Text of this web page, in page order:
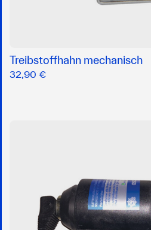
Treibstoffhahn mechanisch
32,90 €